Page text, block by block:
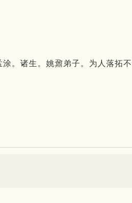
。诸生。姚鼐弟子。为人落拓